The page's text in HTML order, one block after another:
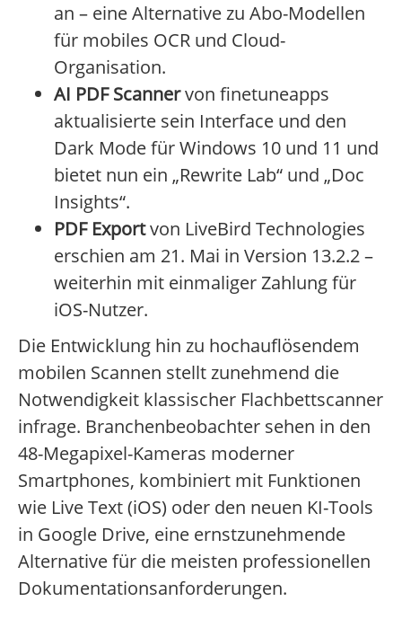
an – eine Alternative zu Abo-Modellen
für mobiles OCR und Cloud-
Organisation.
AI PDF Scannervon finetuneapps
aktualisierte sein Interface und den
Dark Mode für Windows 10 und 11 und
bietet nun ein „Rewrite Lab“ und „Doc
Insights“.
PDF Exportvon LiveBird Technologies
erschien am 21. Mai in Version 13.2.2 –
weiterhin mit einmaliger Zahlung für
iOS-Nutzer.
Die Entwicklung hin zu hochauflösendem
mobilen Scannen stellt zunehmend die
Notwendigkeit klassischer Flachbettscanner
infrage. Branchenbeobachter sehen in den
48-Megapixel-Kameras moderner
Smartphones, kombiniert mit Funktionen
wie Live Text (iOS) oder den neuen KI-Tools
in Google Drive, eine ernstzunehmende
Alternative für die meisten professionellen
Dokumentationsanforderungen.